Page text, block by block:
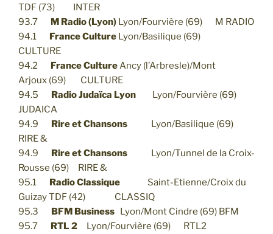
TDF (73) INTER
93.7 M Radio (Lyon) Lyon/Fourvière (69) M RADIO
94.1 France Culture Lyon/Basilique (69)
CULTURE
94.2 France CultureAncy (l’Arbresle)/Mont
Arjoux (69) CULTURE
94.5 Radio Judaïca Lyon Lyon/Fourvière (69)
JUDAICA
94.9 Rire et Chansons Lyon/Basilique (69)
RIRE &
94.9 Rire et Chansons Lyon/Tunnel de la Croix-
Rousse (69) RIRE &
95.1 Radio Classique Saint-Etienne/Croix du
Guizay TDF (42) CLASSIQ
95.3 BFM Business Lyon/Mont Cindre (69) BFM
95.7 RTL 2 Lyon/Fourvière (69) RTL2